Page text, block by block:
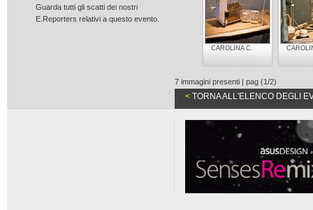
Guarda tutti gli scatti dei nostri
E.Reporters relativi a questo evento.
CAROLINA C.
7 immagini presenti | pag (1/2)
< TORNA ALL'ELENCO DEGLI